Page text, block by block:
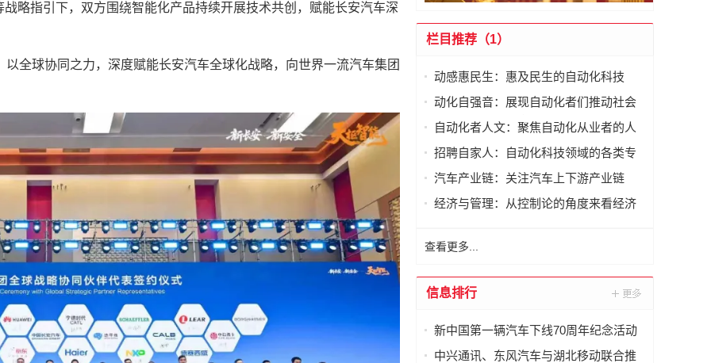
战略指引下，双方围绕智能化产品持续开展技术共创，赋能长安汽车深
球协同之力，深度赋能长安汽车全球化战略，向世界一流汽车集团
栏目推荐（1）
动感惠民生：惠及民生的自动化科技
动化自强音：展现自动化者们推动社会
进步发出的响亮声音
自动化者人文：聚焦自动化从业者的人
文思考
招聘自家人：自动化科技领域的各类专
家及人才需求资讯
汽车产业链：关注汽车上下游产业链
经济与管理：从控制论的角度来看经济
查看更多...
信息排行
新中国第一辆汽车下线70周年纪念活动
举行
中兴通讯、东风汽车与湖北移动联合推